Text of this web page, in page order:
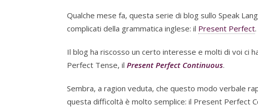
Qualche mese fa, questa serie di blog sullo Speak
complicati della grammatica inglese: il Present Perfect.
Il blog ha riscosso un certo interesse e molti di voi ci
Perfect Tense, il Present Perfect Continuous.
Sembra, a ragion veduta, che questo modo verbale
questa difficoltà è molto semplice: il Present Perfect